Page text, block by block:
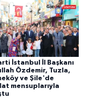
İstanbul İl Başkanı
Özdemir, Tuzla,
ve Şile'de
mensuplarıyla